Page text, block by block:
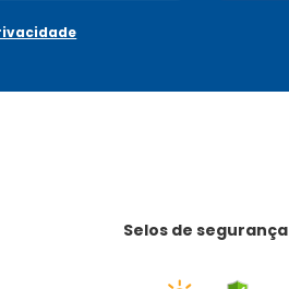
Selos de segurança